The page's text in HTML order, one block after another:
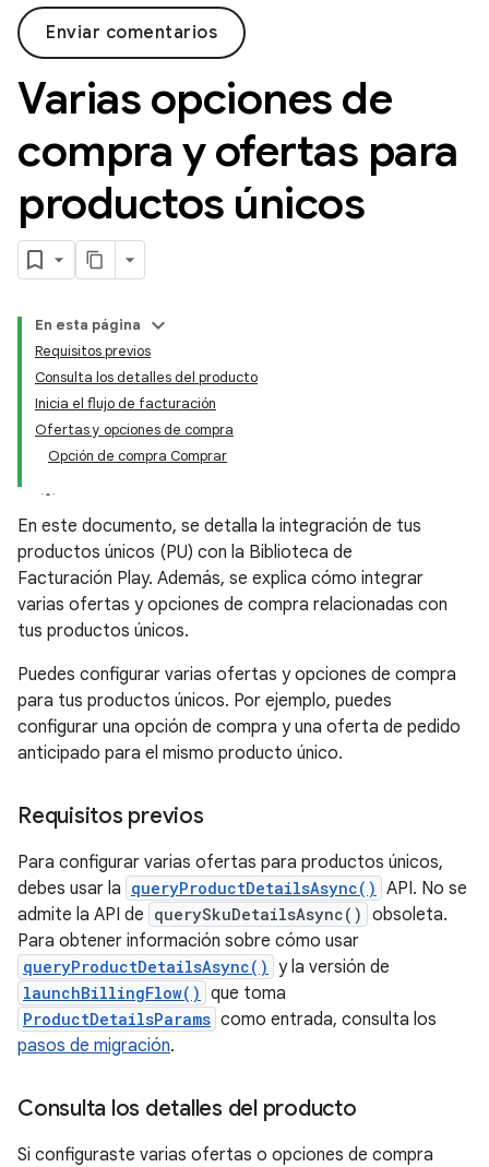
Enviar comentarios
Varias opciones de
compra y ofertas para
productos únicos
En esta página
Requisitos previos
Consulta los detalles del producto
Inicia el flujo de facturación
Ofertas y opciones de compra
Opción de compra Comprar
En este documento, se detalla la integración de tus
productos únicos (PU) con la Biblioteca de
Facturación Play. Además, se explica cómo integrar
varias ofertas y opciones de compra relacionadas con
tus productos únicos.
Puedes configurar varias ofertas y opciones de compra
para tus productos únicos. Por ejemplo, puedes
configurar una opción de compra y una oferta de pedido
anticipado para el mismo producto único.
Requisitos previos
Para configurar varias ofertas para productos únicos,
debes usar la queryProductDetailsAsync() API. No se
admite la API de querySkuDetailsAsync() obsoleta.
Para obtener información sobre cómo usar
queryProductDetailsAsync() y la versión de
launchBillingFlow() que toma
ProductDetailsParams como entrada, consulta los
pasos de migración.
Consulta los detalles del producto
Si configuraste varias ofertas o opciones de compra